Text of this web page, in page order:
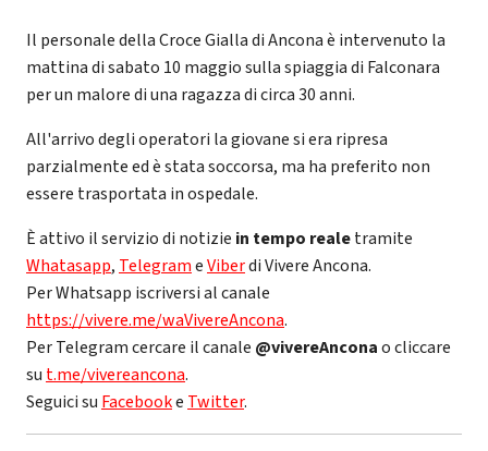
Il personale della Croce Gialla di Ancona è intervenuto la
mattina di sabato 10 maggio sulla spiaggia di Falconara
per un malore di una ragazza di circa 30 anni.
All'arrivo degli operatori la giovane si era ripresa
parzialmente ed è stata soccorsa, ma ha preferito non
essere trasportata in ospedale.
È attivo il servizio di notizie in tempo realetramite
Whatasapp, TelegrameViberdi Vivere Ancona.
Per Whatsapp iscriversi al canale
https://vivere.me/waVivereAncona.
Per Telegram cercare il canale @vivereAnconao cliccare
su t.me/vivereancona.
Seguici su Facebooke Twitter.